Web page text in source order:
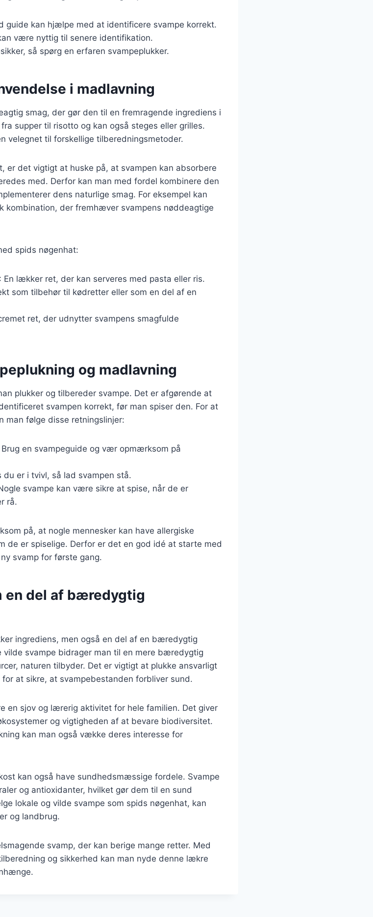
guide kan hjælpe med at identificere svampe korrekt.
være nyttig til senere identifikation.
så spørg en erfaren svampeplukker.
i madlavning
smag, der gør den til en fremragende ingrediens i
supper til risotto og kan også steges eller grilles.
velegnet til forskellige tilberedningsmetoder.
er det vigtigt at huske på, at svampen kan absorbere
med. Derfor kan man med fordel kombinere den
dens naturlige smag. For eksempel kan
kombination, der fremhæver svampens nøddeagtige
spids nøgenhat:
: En lækker ret, der kan serveres med pasta eller ris.
som tilbehør til kødretter eller som en del af en
ret, der udnytter svampens smagfulde
og madlavning
plukker og tilbereder svampe. Det er afgørende at
svampen korrekt, før man spiser den. For at
man følge disse retningslinjer:
Brug en svampeguide og vær opmærksom på
du er i tvivl, så lad svampen stå.
svampe kan være sikre at spise, når de er
rå.
på, at nogle mennesker kan have allergiske
de er spiselige. Derfor er det en god idé at starte med
svamp for første gang.
en del af bæredygtig
ingrediens, men også en del af en bæredygtig
vilde svampe bidrager man til en mere bæredygtig
naturen tilbyder. Det er vigtigt at plukke ansvarligt
at sikre, at svampebestanden forbliver sund.
en sjov og lærerig aktivitet for hele familien. Det giver
og vigtigheden af at bevare biodiversitet.
kan man også vække deres interesse for
kan også have sundhedsmæssige fordele. Svampe
og antioxidanter, hvilket gør dem til en sund
lokale og vilde svampe som spids nøgenhat, kan
og landbrug.
svamp, der kan berige mange retter. Med
og sikkerhed kan man nyde denne lækre